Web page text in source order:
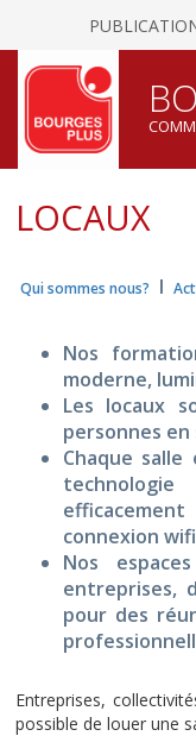
LOCAUX
Qui sommes nous? I
Nos
moderne,
Les locaux
personnes
Chaque
connexion
Nos
entreprises,
pour des
Entreprises,
possible de louer une